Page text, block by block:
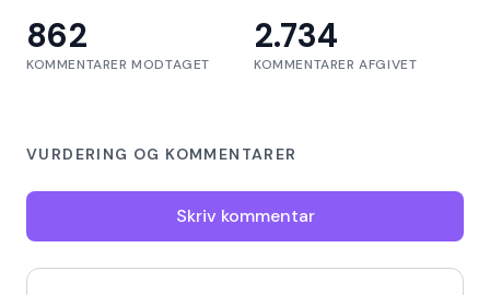
862
KOMMENTARER MODTAGET
2.734
KOMMENTARER AFGIVET
VURDERING OG KOMMENTARER
Skriv kommentar